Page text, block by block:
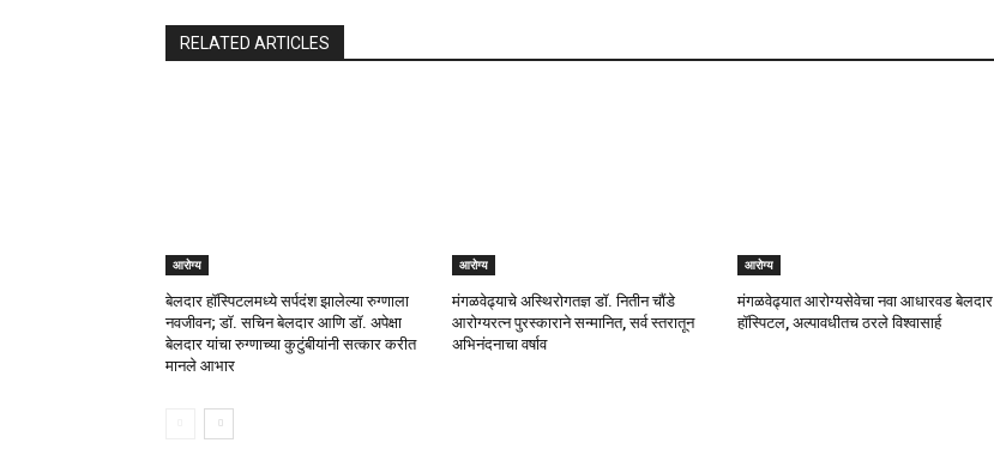
RELATED ARTICLES
आरोग्य
बेलदार हॉस्पिटलमध्ये सर्पदंश झालेल्या रुग्णाला
नवजीवन; डॉ. सचिन बेलदार आणि डॉ. अपेक्षा
बेलदार यांचा रुग्णाच्या कुटुंबीयांनी सत्कार करीत
मानले आभार
आरोग्य
मंगळवेढ्याचे अस्थिरोगतज्ञ डॉ. नितीन चौंडे
आरोग्यरत्न पुरस्काराने सन्मानित, सर्व स्तरातून
अभिनंदनाचा वर्षाव
आरोग्य
मंगळवेढ्यात आरोग्यसेवेचा नवा आधारवड बेलदार
हॉस्पिटल, अल्पावधीतच ठरले विश्वासार्ह